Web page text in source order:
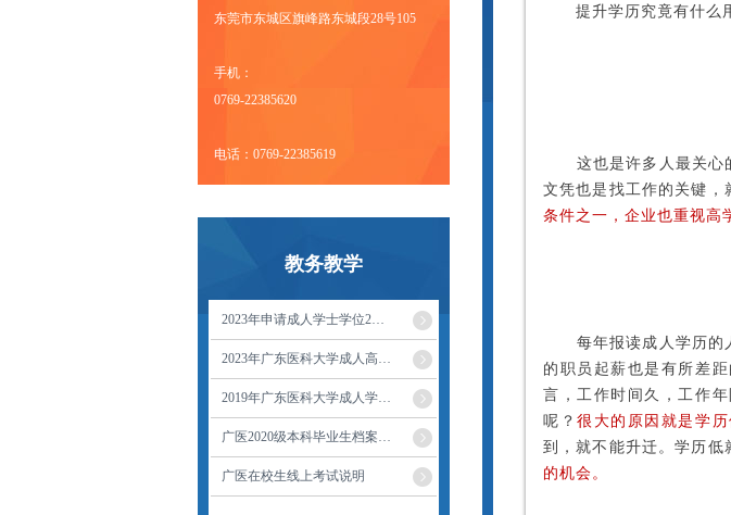
东莞市东城区旗峰路东城段28号105
手机：
0769-22385620
电话：0769-22385619
教务教学
2023年申请成人学士学位2…
2023年广东医科大学成人高…
2019年广东医科大学成人学…
广医2020级本科毕业生档案…
广医在校生线上考试说明
提升学历究竟有什么
这也是许多人最关心
文凭也是找工作的关键，
条件之一，企业也重视高
每年报读成人学历的
的职员起薪也是有所差
言，工作时间久，工作
呢？很大的原因就是学历
到，就不能升迁。学历低
的机会。